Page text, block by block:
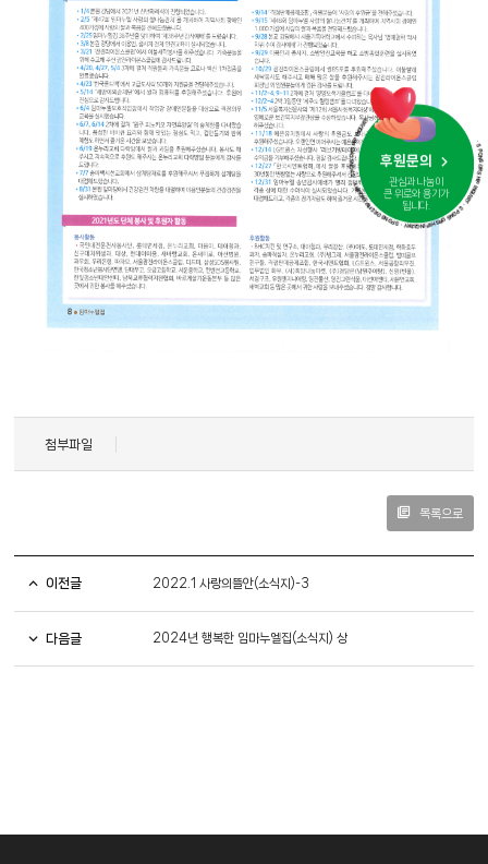
첨부파일
목록으로
이전글 2022.1 사랑의뜰안(소식지)-3
다음글 2024년 행복한 임마누엘집(소식지) 상
· SPONSORSHIP INQUIRY · SPONSORSHIP INQUIRY · SPONSORSHIP
후원문의
관심과 나눔이
큰 위로와 용기가
됩니다.